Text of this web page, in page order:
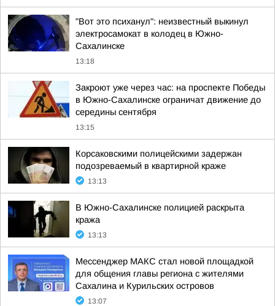
"Вот это психанул": неизвестный выкинул
электросамокат в колодец в Южно-
Сахалинске
13:18
Закроют уже через час: на проспекте Победы
в Южно-Сахалинске ограничат движение до
середины сентября
13:15
Корсаковскими полицейскими задержан
подозреваемый в квартирной краже
13:13
В Южно-Сахалинске полицией раскрыта
кража
13:13
Мессенджер МАКС стал новой площадкой
для общения главы региона с жителями
Сахалина и Курильских островов
13:07